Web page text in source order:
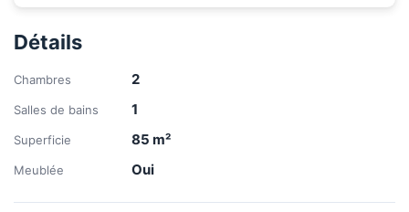
Détails
Chambres 2
Salles de bains 1
Superficie 85 m²
Meublée Oui